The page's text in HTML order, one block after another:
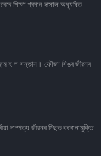
শিক্ষা প্ৰদান নক্সাল অধ্যূষিত
হ'ল সন্তান। ফৌজা সিঙৰ জীৱনৰ
দাম্পত্য জীৱনৰ পিছত কৰোনামুক্তি